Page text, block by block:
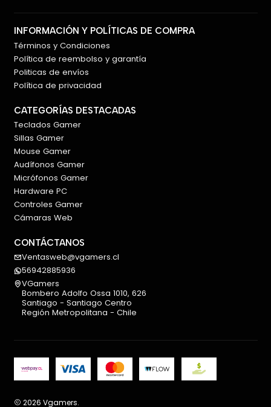
INFORMACIÓN Y POLÍTICAS DE COMPRA
Términos y Condiciones
Política de reembolso y garantía
Politicas de envíos
Política de privacidad
CATEGORÍAS DESTACADAS
Teclados Gamer
Sillas Gamer
Mouse Gamer
Audífonos Gamer
Micrófonos Gamer
Hardware PC
Controles Gamer
Cámaras Web
CONTÁCTANOS
Ventasweb@vgamers.cl
56942885936
VGamers
Bombero Adolfo Ossa 1010, 626
Santiago - Santiago Centro
Región Metropolitana - Chile
2026 Vgamers.